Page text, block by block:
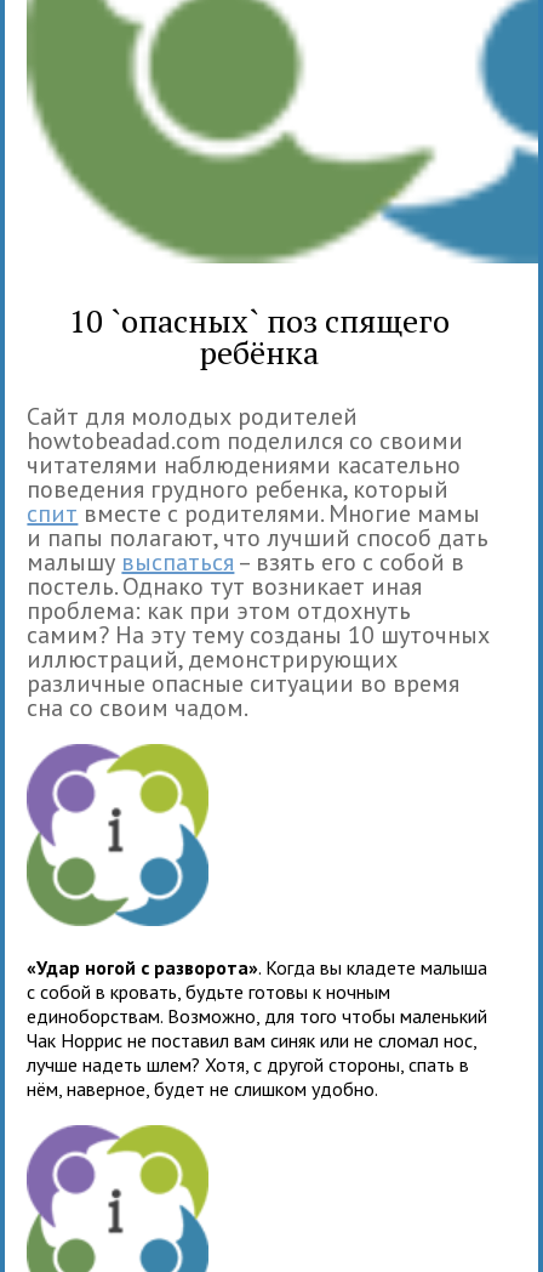
10 `опасных` поз спящего
ребёнка
Сайт для молодых родителей
howtobeadad.com поделился со своими
читателями наблюдениями касательно
поведения грудного ребенка, который
спит вместе с родителями. Многие мамы
и папы полагают, что лучший способ дать
малышу выспаться – взять его с собой в
постель. Однако тут возникает иная
проблема: как при этом отдохнуть
самим? На эту тему созданы 10 шуточных
иллюстраций, демонстрирующих
различные опасные ситуации во время
сна со своим чадом.
«Удар ногой с разворота». Когда вы кладете малыша
с собой в кровать, будьте готовы к ночным
единоборствам. Возможно, для того чтобы маленький
Чак Норрис не поставил вам синяк или не сломал нос,
лучше надеть шлем? Хотя, с другой стороны, спать в
нём, наверное, будет не слишком удобно.